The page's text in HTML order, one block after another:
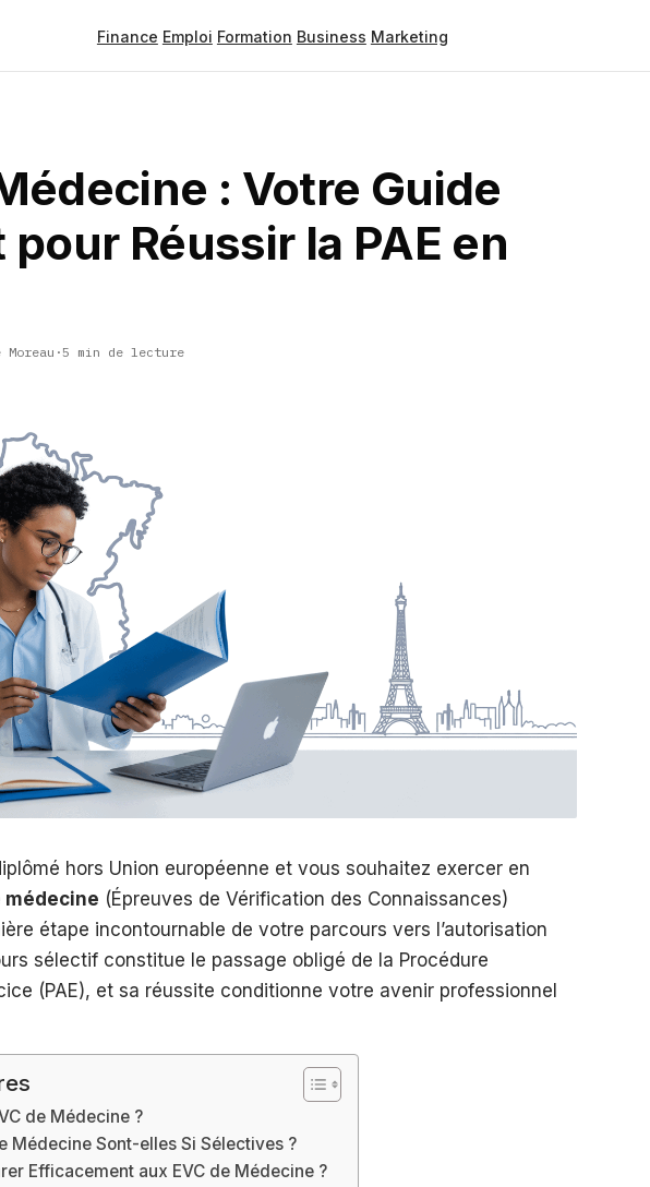
Finance Emploi Formation Business Marketing
: Votre Guide
Réussir la PAE en
·5 min de lecture
hors Union européenne et vous souhaitez exercer en
médecine (Épreuves de Vérification des Connaissances)
étape incontournable de votre parcours vers l’autorisation
sélectif constitue le passage obligé de la Procédure
(PAE), et sa réussite conditionne votre avenir professionnel
de Médecine ?
Médecine Sont-elles Si Sélectives ?
Efficacement aux EVC de Médecine ?